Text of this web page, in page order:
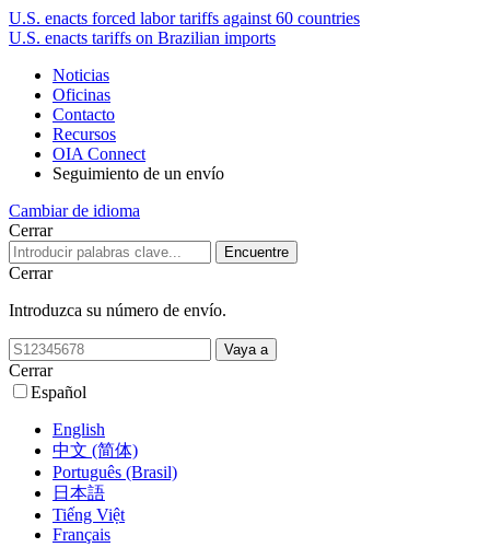
U.S. enacts forced labor tariffs against 60 countries
U.S. enacts tariffs on Brazilian imports
Noticias
Oficinas
Contacto
Recursos
OIA Connect
Seguimiento de un envío
Cambiar de idioma
Cerrar
Cerrar
Introduzca su número de envío.
Cerrar
Español
English
中文 (简体)
Português (Brasil)
日本語
Tiếng Việt
Français